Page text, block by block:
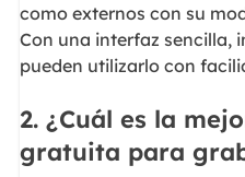
como externos con su
Con una interfaz sencilla,
pueden utilizarlo con
2. ¿Cuál es la
gratuita para